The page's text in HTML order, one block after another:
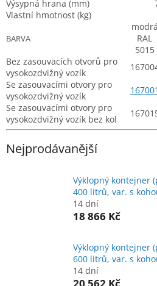
Výsypná hrana (mm)
Vlastní hmotnost (kg)
BARVA
modrá
RAL
5015
Bez zasouvacích otvorů pro
vysokozdvižný vozík
Se zasouvacími otvory pro
vysokozdvižný vozík
167001
Se zasouvacími otvory pro
vysokozdvižný vozík bez kol
Nejprodávanější
Výklopný kontejner
400 litrů, var. s
14 dní
18 866 Kč
Výklopný kontejner
600 litrů, var. s
14 dní